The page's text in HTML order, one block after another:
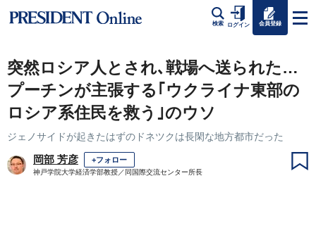
検索 ログイン 会員登録
突然ロシア人とされ､戦場へ送られた…
プーチンが主張する｢ウクライナ東部の
ロシア系住民を救う｣のウソ
ジェノサイドが起きたはずのドネツクは長閑な地方都市だった
岡部 芳彦 +フォロー
神戸学院大学経済学部教授／同国際交流センター所長